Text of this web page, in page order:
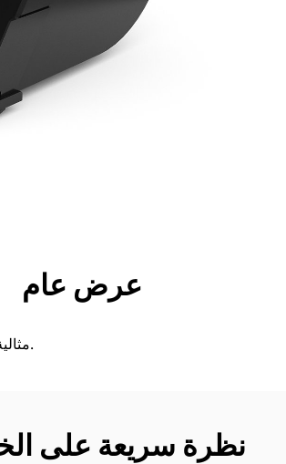
الأدوات
عرض عام
مثالية للعمل في الترب منخفضة الكثافة والمواد الخفيفة.
نظرة سريعة على